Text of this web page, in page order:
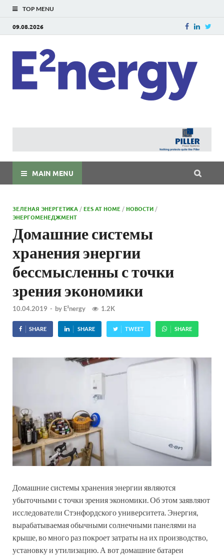
TOP MENU
09.08.2026
MAIN MENU
ЗЕЛЕНАЯ ЭНЕРГЕТИКА /EES AT HOME /НОВОСТИ /
ЭНЕРГОМЕНЕДЖМЕНТ
Домашние системы
хранения энергии
бессмысленны с точки
зрения экономики
10.04.2019 - by E²nergy 1.2K
SHARE SHARE TWEET SHARE
Домашние системы хранения энергии являются
убыточными с точки зрения экономики. Об этом заявляют
исследователи Стэнфордского университета. Энергия,
вырабатываемая обычными солнечными панелями на
крыше, во много раз покроет затраты на их производство,
установку и утилизацию. А вот домашние батареи